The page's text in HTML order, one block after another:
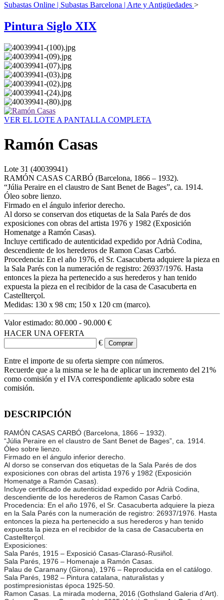
Subastas Online | Subastas Barcelona | Arte y Antigüedades >
Pintura Siglo XIX
VER EL LOTE A PANTALLA COMPLETA
Ramón Casas
Lote 31 (40039941)
RAMÓN CASAS CARBÓ (Barcelona, 1866 – 1932).
“Júlia Peraire en el claustro de Sant Benet de Bages”, ca. 1914.
Óleo sobre lienzo.
Firmado en el ángulo inferior derecho.
Al dorso se conservan dos etiquetas de la Sala Parés de dos
exposiciones con obras del artista 1976 y 1982 (Exposición
Homenatge a Ramón Casas).
Incluye certificado de autenticidad expedido por Adrià Codina,
descendiente de los herederos de Ramon Casas Carbó.
Procedencia: En el año 1976, el Sr. Casacuberta adquiere la pieza en
la Sala Parés con la numeración de registro: 26937/1976. Hasta
entonces la pieza ha pertenecido a sus herederos y han tenido
expuesta la pieza en el recibidor de la casa de Casacuberta en
Castellterçol.
Medidas: 130 x 98 cm; 150 x 120 cm (marco).
Valor estimado: 80.000 - 90.000 €
HACER UNA OFERTA
€
Entre el importe de su oferta siempre con números.
Recuerde que a la misma se le ha de aplicar un incremento del 21%
como comisión y el IVA correspondiente aplicado sobre esta
comisión.
DESCRIPCIÓN
RAMÓN CASAS CARBÓ (Barcelona, 1866 – 1932).
“Júlia Peraire en el claustro de Sant Benet de Bages”, ca. 1914.
Óleo sobre lienzo.
Firmado en el ángulo inferior derecho.
Al dorso se conservan dos etiquetas de la Sala Parés de dos
exposiciones con obras del artista 1976 y 1982 (Exposición
Homenatge a Ramón Casas).
Incluye certificado de autenticidad expedido por Adrià Codina,
descendiente de los herederos de Ramon Casas Carbó.
Procedencia: En el año 1976, el Sr. Casacuberta adquiere la pieza
en la Sala Parés con la numeración de registro: 26937/1976. Hasta
entonces la pieza ha pertenecido a sus herederos y han tenido
expuesta la pieza en el recibidor de la casa de Casacuberta en
Castellterçol.
Exposiciones:
Sala Parés, 1915 – Exposició Casas-Clarasó-Rusiñol.
Sala Parés, 1976 – Homenaje a Ramón Casas.
Palau de Caramany (Girona), 1976 – Reproducida en el catálogo.
Sala Parés, 1982 – Pintura catalana, naturalistas y
postimpresionistas época 1925-50.
Ramon Casas. La mirada moderna, 2016 (Gothsland Galeria d’Art).